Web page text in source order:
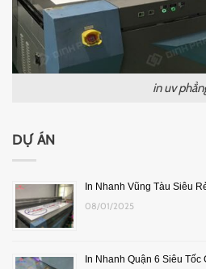
in uv
DỰ ÁN
In Nhanh Vũng Tàu Siêu
08/01/2025
In Nhanh Quận 6 Siêu Tốc